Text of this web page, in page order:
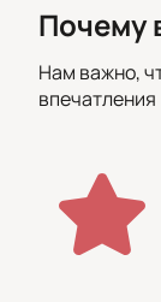
одном из
сможете
с друзьями и
позитивных
Кроме того,
дубляжа -
Филипп
Почему
Нам важно,
впечатления